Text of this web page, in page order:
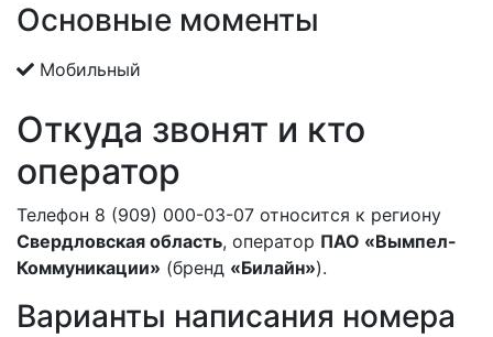
Основные моменты
Мобильный
Откуда звонят и кто
оператор
Телефон 8 (909) 000-03-07 относится к региону
Свердловская область, оператор ПАО «Вымпел-
Коммуникации» (бренд «Билайн»).
Варианты написания номера